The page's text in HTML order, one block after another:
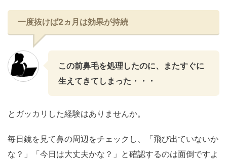
一度抜けば2ヵ月は効果が持続
この前鼻毛を処理したのに、またすぐに
生えてきてしまった・・・
とガッカリした経験はありませんか。
毎日鏡を見て鼻の周辺をチェックし、「飛び出ていないか
な？」「今日は大丈夫かな？」と確認するのは面倒ですよ